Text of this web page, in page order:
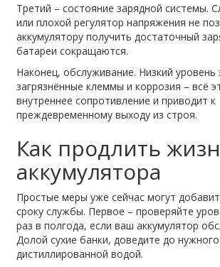
Третий – состояние зарядной системы.
или плохой регулятор напряжения не
аккумулятору получить достаточный
батареи сокращаются.
Наконец, обслуживание. Низкий уровень
загрязнённые клеммы и коррозия – всё
внутреннее сопротивление и приводит к
преждевременному выходу из строя.
Как продлить
аккумулятора
Простые меры уже сейчас могут
сроку службы. Первое – проверяйте
раз в полгода, если ваш аккумулятор
Долой сухие банки, доведите до
дистиллированной водой.